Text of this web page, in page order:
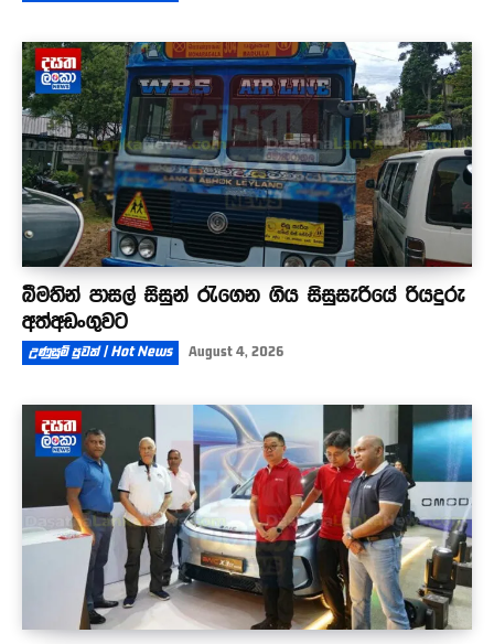
බීමතින් පාසල් සිසුන් රැගෙන ගිය සිසුසැරියේ රියදුරු
අත්අඩංගුවට
උණුසුම් පුවත් | Hot News August 4, 2026